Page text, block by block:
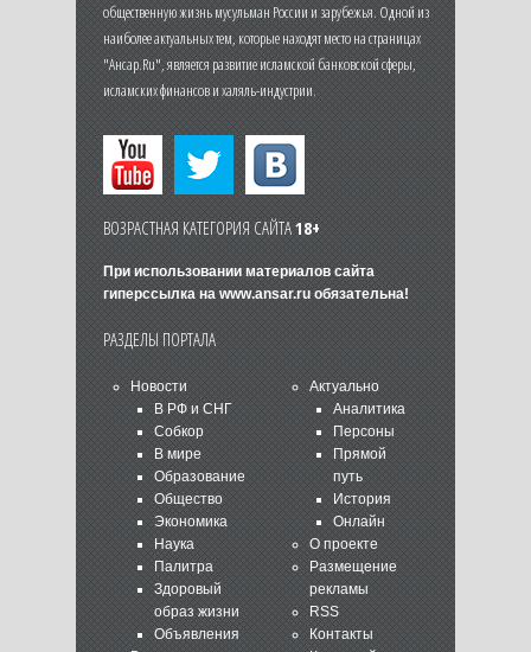
общественную жизнь мусульман России и зарубежья. Одной из
наиболее актуальных тем, которые находят место на страницах
"Ансар.Ru", является развитие исламской банковской сферы,
исламских финансов и халяль-индустрии.
ВОЗРАСТНАЯ КАТЕГОРИЯ САЙТА18+
При использовании материалов сайта
гиперссылка на www.ansar.ruобязательна!
РАЗДЕЛЫ ПОРТАЛА
Новости
В РФ и СНГ
Собкор
В мире
Образование
Общество
Экономика
Наука
Палитра
Здоровый
образ жизни
Объявления
Актуально
Аналитика
Персоны
Прямой
путь
История
Онлайн
О проекте
Размещение
рекламы
RSS
Контакты